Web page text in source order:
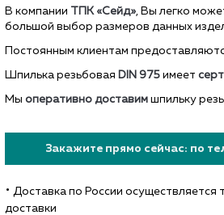
В компании ТПК «Сейд», Вы легко
большой выбор размеров данных
Постоянным клиентам
Шпилька резьбовая DIN 975 имеет
Мы оперативно доставим шпильку
Закажите прямо сейчас: по
• Доставка по России осуществляется
доставки
БЕСПЛАТНАЯ ДОСТАВКА ПО РФ!